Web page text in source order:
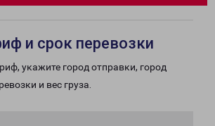
и срок перевозки
укажите город отправки, город
и вес груза.